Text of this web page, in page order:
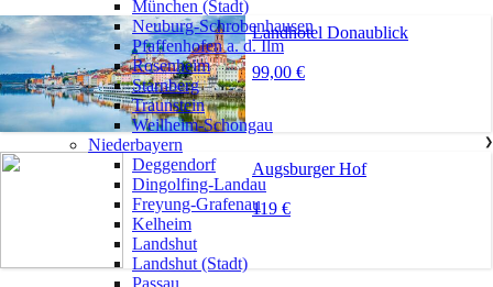
Landhotel Donaublick
99,00 €
Augsburger Hof
119 €
München (Stadt)
Neuburg-Schrobenhausen
Pfaffenhofen a. d. Ilm
Rosenheim
Starnberg
Traunstein
Weilheim-Schongau
Niederbayern
❯
Deggendorf
Dingolfing-Landau
Freyung-Grafenau
Kelheim
Landshut
Landshut (Stadt)
Passau